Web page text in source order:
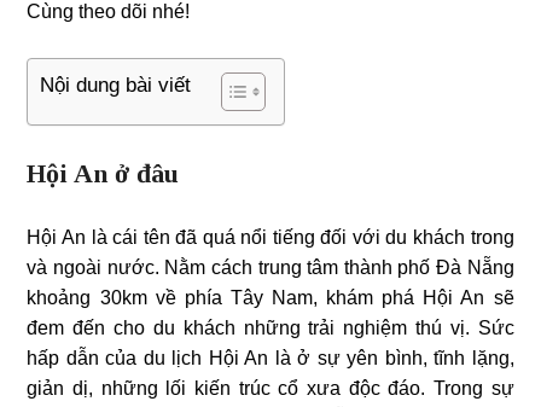
Cùng theo dõi nhé!
Nội dung bài viết
Hội An ở đâu
Hội An là cái tên đã quá nổi tiếng đối với du khách trong
và ngoài nước. Nằm cách trung tâm thành phố Đà Nẵng
khoảng 30km về phía Tây Nam, khám phá Hội An sẽ
đem đến cho du khách những trải nghiệm thú vị. Sức
hấp dẫn của du lịch Hội An là ở sự yên bình, tĩnh lặng,
giản dị, những lối kiến trúc cổ xưa độc đáo. Trong sự